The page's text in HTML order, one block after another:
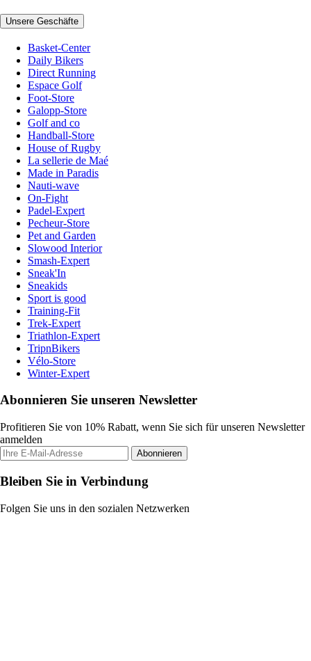
Unsere Geschäfte
Basket-Center
Daily Bikers
Direct Running
Espace Golf
Foot-Store
Galopp-Store
Golf and co
Handball-Store
House of Rugby
La sellerie de Maé
Made in Paradis
Nauti-wave
On-Fight
Padel-Expert
Pecheur-Store
Pet and Garden
Slowood Interior
Smash-Expert
Sneak'In
Sneakids
Sport is good
Training-Fit
Trek-Expert
Triathlon-Expert
TripnBikers
Vélo-Store
Winter-Expert
Abonnieren Sie unseren Newsletter
Profitieren Sie von 10% Rabatt, wenn Sie sich für unseren Newsletter
anmelden
Abonnieren
Bleiben Sie in Verbindung
Folgen Sie uns in den sozialen Netzwerken